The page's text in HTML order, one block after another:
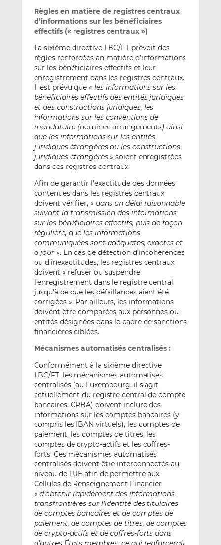
Règles en matière de registres centraux
d’informations sur les bénéficiaires
effectifs (« registres centraux »)
La sixième directive LBC/FT prévoit des
règles renforcées an matière d’informations
sur les bénéficiaires effectifs et leur
enregistrement dans les registres centraux.
Il est prévu que « les informations sur les
bénéficiaires effectifs des entités juridiques
et des constructions juridiques, les
informations sur les conventions de
mandataire (nominee arrangements) ainsi
que les informations sur les entités
juridiques étrangères ou les constructions
juridiques étrangères» soient enregistrées
dans ces registres centraux.
Afin de garantir l’exactitude des données
contenues dans les registres centraux
doivent vérifier, « dans un délai raisonnable
suivant la transmission des informations
sur les bénéficiaires effectifs, puis de façon
régulière, que les informations
communiquées sont adéquates, exactes et
à jour». En cas de détection d’incohérences
ou d’inexactitudes, les registres centraux
doivent « refuser ou suspendre
l’enregistrement dans le registre central
jusqu’à ce que les défaillances aient été
corrigées ». Par ailleurs, les informations
doivent être comparées aux personnes ou
entités désignées dans le cadre de sanctions
financières ciblées.
Mécanismes automatisés centralisés :
Conformément à la sixième directive
LBC/FT, les mécanismes automatisés
centralisés (au Luxembourg, il s’agit
actuellement du registre central de compte
bancaires, CRBA) doivent inclure des
informations sur les comptes bancaires (y
compris les IBAN virtuels), les comptes de
paiement, les comptes de titres, les
comptes de crypto-actifs et les coffres-
forts. Ces mécanismes automatisés
centralisés doivent être interconnectés au
niveau de l’UE afin de permettre aux
Cellules de Renseignement Financier
« d’obtenir rapidement des informations
transfrontières sur l’identité des titulaires
de comptes bancaires et de comptes de
paiement, de comptes de titres, de comptes
de crypto-actifs et de coffres-forts dans